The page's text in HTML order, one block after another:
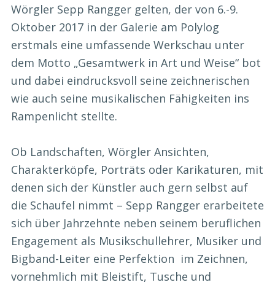
Wörgler Sepp Rangger gelten, der von 6.-9.
Oktober 2017 in der Galerie am Polylog
erstmals eine umfassende Werkschau unter
dem Motto „Gesamtwerk in Art und Weise“ bot
und dabei eindrucksvoll seine zeichnerischen
wie auch seine musikalischen Fähigkeiten ins
Rampenlicht stellte.
Ob Landschaften, Wörgler Ansichten,
Charakterköpfe, Porträts oder Karikaturen, mit
denen sich der Künstler auch gern selbst auf
die Schaufel nimmt – Sepp Rangger erarbeitete
sich über Jahrzehnte neben seinem beruflichen
Engagement als Musikschullehrer, Musiker und
Bigband-Leiter eine Perfektion im Zeichnen,
vornehmlich mit Bleistift, Tusche und